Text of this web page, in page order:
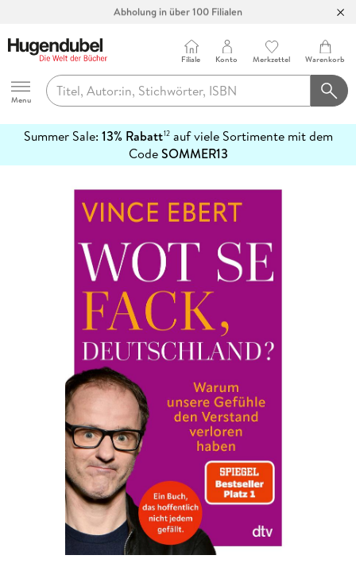
Abholung in über 100 Filialen
Hugendubel
Menu
Filiale Konto Merkzettel Warenkorb
Summer Sale: 13% Rabatt12auf viele Sortimente mit dem
CodeSOMMER13
erfahren